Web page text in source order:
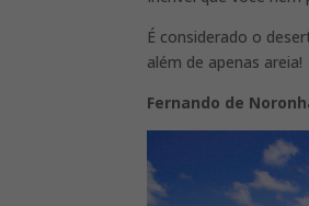
É considerado o
além de apenas areia!
Fernando de